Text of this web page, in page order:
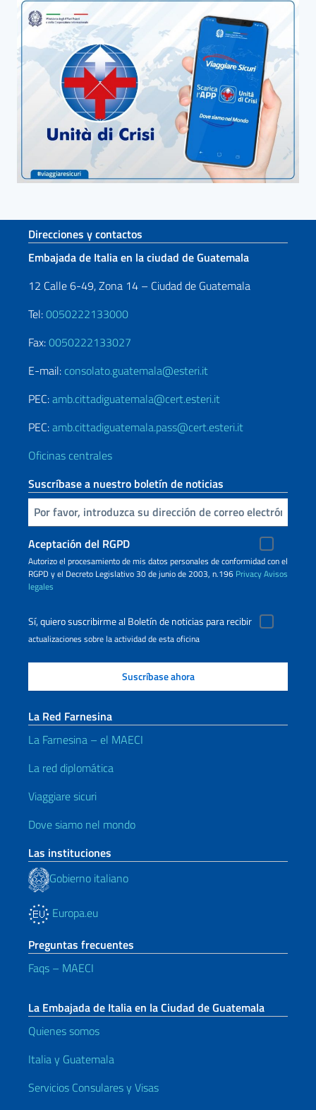
Sezione footer
Direcciones y contactos
Embajada de Italia en la ciudad de Guatemala
12 Calle 6-49, Zona 14 – Ciudad de Guatemala
Tel:0050222133000
Fax:0050222133027
E-mail: consolato.guatemala@esteri.it
PEC:amb.cittadiguatemala@cert.esteri.it
PEC:amb.cittadiguatemala.pass@cert.esteri.it
Oficinas centrales
Suscríbase a nuestro boletín de noticias
Inserta tu correo electronico
Aceptación del RGPD
Autorizo ​​el procesamiento de mis datos personales de conformidad con el
RGPD y el Decreto Legislativo 30 de junio de 2003, n.196 PrivacyAvisos
legales
Sí, quiero suscribirme al Boletín de noticias para recibir
actualizaciones sobre la actividad de esta oficina
La Red Farnesina
La Farnesina – el MAECI
La red diplomática
Viaggiare sicuri
Dove siamo nel mondo
Las instituciones
Gobierno italiano
Europa.eu
Preguntas frecuentes
Faqs – MAECI
La Embajada de Italia en la Ciudad de Guatemala
Quienes somos
Italia y Guatemala
Servicios Consulares y Visas